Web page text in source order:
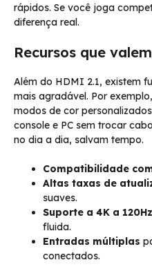
rápidos. Se você joga
diferença real.
Recursos que
Além do HDMI 2.1, existem
mais agradável. Por
modos de cor
console e PC sem trocar
no dia a dia, salvam tempo.
Compatibilidade
Altas taxas de
suaves.
Suporte a 4K a 120Hz
fluida.
Entradas múltiplas
conectados.